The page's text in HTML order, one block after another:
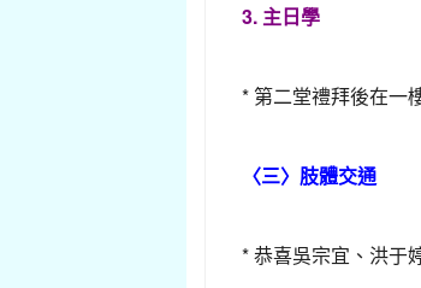
3. 主日學
* 第二堂禮拜後在一
〈三〉肢體交通
* 恭喜吳宗宜、洪于